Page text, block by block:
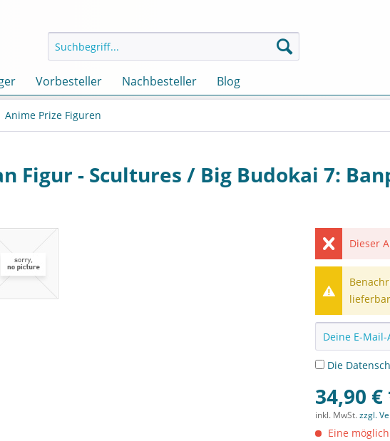
Vorbesteller Nachbesteller Blog
Anime Prize Figuren
Figur - Scultures / Big Budokai 7:
Dieser
Die
34,90 €
inkl. MwSt.zzgl.
Eine